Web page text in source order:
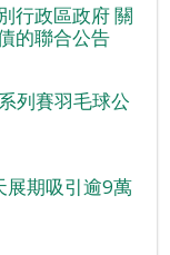
行政區政府 關
的聯合公告
列賽羽毛球公
展期吸引逾9萬